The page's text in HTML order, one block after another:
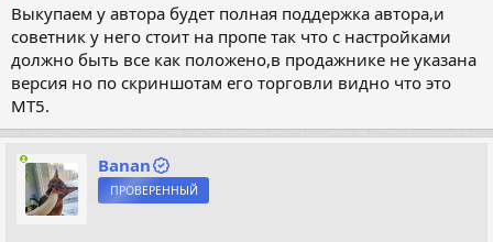
Выкупаем у автора будет полная поддержка автора,и
советник у него стоит на пропе так что с настройками
должно быть все как положено,в продажнике не указана
версия но по скриншотам его торговли видно что это
МТ5.
Banan
ПРОВЕРЕННЫЙ